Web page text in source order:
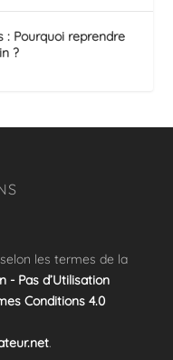
: Pourquoi reprendre
?
les termes de la
- Pas d’Utilisation
Conditions 4.0
.